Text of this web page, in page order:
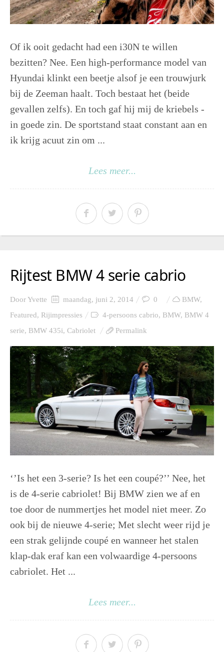
Of ik ooit gedacht had een i30N te willen
bezitten? Nee. Een high-performance model van
Hyundai klinkt een beetje alsof je een trouwjurk
bij de Zeeman haalt. Toch bestaat het (beide
gevallen zelfs). En toch gaf hij mij de kriebels -
in goede zin. De sportstand staat constant aan en
ik krijg acuut zin om ...
Lees meer...
Rijtest BMW 4 serie cabrio
DoorYvette maandag, juni 2, 2014 0 BMW,
Featured, Rijimpressies 4-persoons cabrio, BMW, BMW 4
serie, BMW 435i, Cabriolet Permalink
‘’Is het een 3-serie? Is het een coupé?’’ Nee, het
is de 4-serie cabriolet! Bij BMW zien we af en
toe door de nummertjes het model niet meer. Zo
ook bij de nieuwe 4-serie; Met slecht weer rijd je
een strak gelijnde coupé en wanneer het stalen
klap-dak eraf kan een volwaardige 4-persoons
cabriolet. Het ...
Lees meer...